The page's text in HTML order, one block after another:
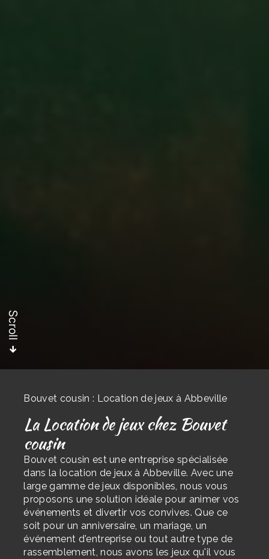
Scroll
Bouvet cousin : Location de jeux à Abbeville
La Location de jeux chez Bouvet
cousin
Bouvet cousin est une entreprise spécialisée
dans la location de jeux à Abbeville. Avec une
large gamme de jeux disponibles, nous vous
proposons une solution idéale pour animer vos
événements et divertir vos convives. Que ce
soit pour un anniversaire, un mariage, un
événement d'entreprise ou tout autre type de
rassemblement, nous avons les jeux qu'il vous